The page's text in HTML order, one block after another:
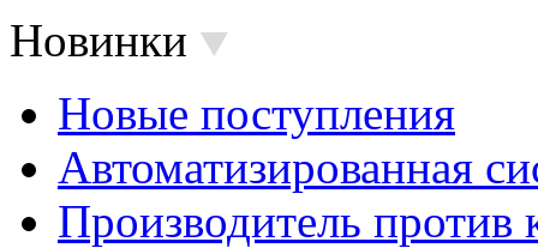
Новинки
Новые поступления
Автоматизированная
Производитель против